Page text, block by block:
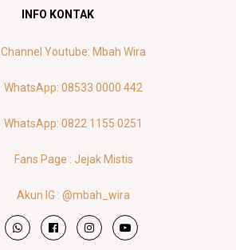
INFO KONTAK
Channel Youtube: Mbah Wira
WhatsApp: 08533 0000 442
WhatsApp: 0822 1155 0251
Fans Page : Jejak Mistis
Akun IG : @mbah_wira